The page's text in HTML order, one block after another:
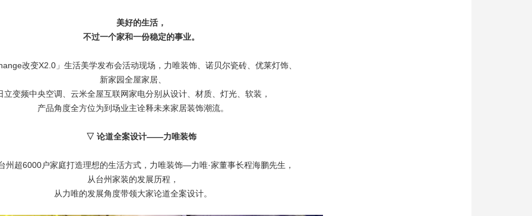
美好的生活，
不过一个家和一份稳定的事业。
改变X2.0」生活美学发布会活动现场，力唯装饰、诺贝尔瓷砖、优莱灯饰、
新家园全屋家居、
立变频中央空调、云米全屋互联网家电分别从设计、材质、灯光、软装，
产品角度全方位为到场业主诠释未来家居装饰潮流。
▽ 论道全案设计——力唯装饰
州超6000户家庭打造理想的生活方式，力唯装饰—力唯·家董事长程海鹏先生，
从台州家装的发展历程，
从力唯的发展角度带领大家论道全案设计。